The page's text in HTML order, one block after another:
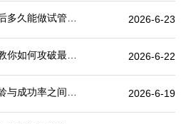
2026-6-23
2026-6-22
2026-6-19